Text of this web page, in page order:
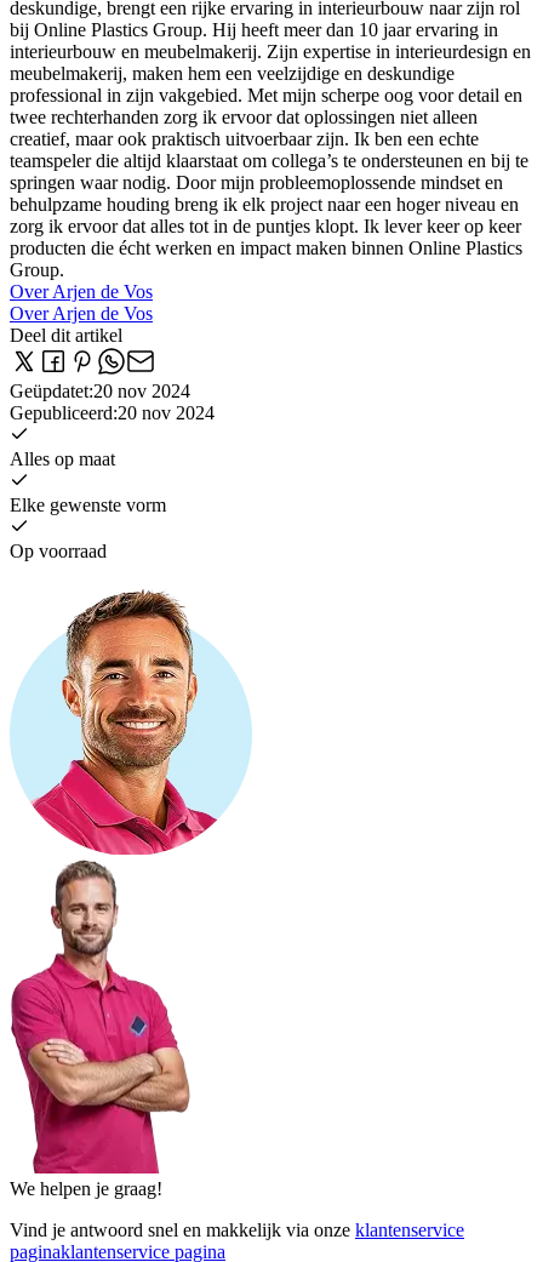
deskundige, brengt een rijke ervaring in interieurbouw naar zijn rol
bij Online Plastics Group. Hij heeft meer dan 10 jaar ervaring in
interieurbouw en meubelmakerij. Zijn expertise in interieurdesign en
meubelmakerij, maken hem een veelzijdige en deskundige
professional in zijn vakgebied. Met mijn scherpe oog voor detail en
twee rechterhanden zorg ik ervoor dat oplossingen niet alleen
creatief, maar ook praktisch uitvoerbaar zijn. Ik ben een echte
teamspeler die altijd klaarstaat om collega’s te ondersteunen en bij te
springen waar nodig. Door mijn probleemoplossende mindset en
behulpzame houding breng ik elk project naar een hoger niveau en
zorg ik ervoor dat alles tot in de puntjes klopt. Ik lever keer op keer
producten die écht werken en impact maken binnen Online Plastics
Group.
Over Arjen de Vos
Over Arjen de Vos
Deel dit artikel
Geüpdatet:20 nov 2024
Gepubliceerd:20 nov 2024
Alles op maat
Elke gewenste vorm
Op voorraad
We helpen je graag!
Vind je antwoord snel en makkelijk via onze klantenservice
paginaklantenservice pagina